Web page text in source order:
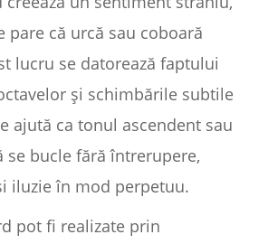
pare că urcă sau coboară
lucru se datorează faptului
și schimbările subtile
ajută ca tonul ascendent sau
se bucle fără întrerupere,
iluzie în mod perpetuu.
pot fi realizate prin